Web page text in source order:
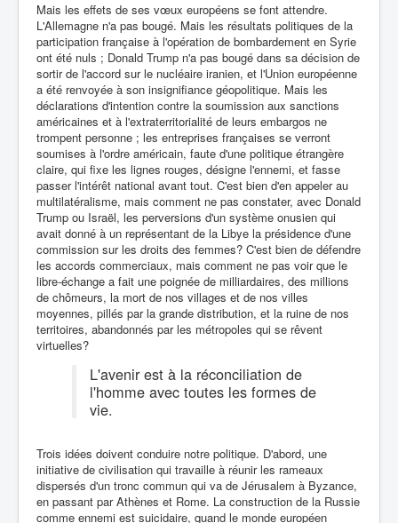
Mais les effets de ses vœux européens se font attendre.
L'Allemagne n'a pas bougé. Mais les résultats politiques de la
participation française à l'opération de bombardement en Syrie
ont été nuls ; Donald Trump n'a pas bougé dans sa décision de
sortir de l'accord sur le nucléaire iranien, et l'Union européenne
a été renvoyée à son insignifiance géopolitique. Mais les
déclarations d'intention contre la soumission aux sanctions
américaines et à l'extraterritorialité de leurs embargos ne
trompent personne ; les entreprises françaises se verront
soumises à l'ordre américain, faute d'une politique étrangère
claire, qui fixe les lignes rouges, désigne l'ennemi, et fasse
passer l'intérêt national avant tout. C'est bien d'en appeler au
multilatéralisme, mais comment ne pas constater, avec Donald
Trump ou Israël, les perversions d'un système onusien qui
avait donné à un représentant de la Libye la présidence d'une
commission sur les droits des femmes? C'est bien de défendre
les accords commerciaux, mais comment ne pas voir que le
libre-échange a fait une poignée de milliardaires, des millions
de chômeurs, la mort de nos villages et de nos villes
moyennes, pillés par la grande distribution, et la ruine de nos
territoires, abandonnés par les métropoles qui se rêvent
virtuelles?
L'avenir est à la réconciliation de
l'homme avec toutes les formes de
vie.
Trois idées doivent conduire notre politique. D'abord, une
initiative de civilisation qui travaille à réunir les rameaux
dispersés d'un tronc commun qui va de Jérusalem à Byzance,
en passant par Athènes et Rome. La construction de la Russie
comme ennemi est suicidaire, quand le monde européen